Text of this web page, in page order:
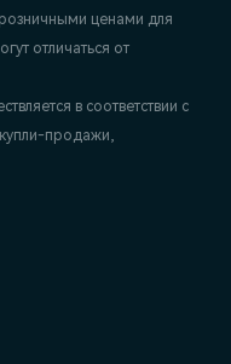
ценами для
отличаться от
в соответствии с
продажи,